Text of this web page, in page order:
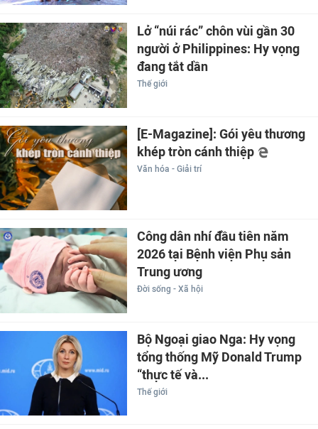
Lở “núi rác” chôn vùi gần 30
người ở Philippines: Hy vọng
đang tắt dần
Thế giới
[E-Magazine]: Gói yêu thương
khép tròn cánh thiệp
Văn hóa - Giải trí
Công dân nhí đầu tiên năm
2026 tại Bệnh viện Phụ sản
Trung ương
Đời sống - Xã hội
Bộ Ngoại giao Nga: Hy vọng
tổng thống Mỹ Donald Trump
“thực tế và...
Thế giới